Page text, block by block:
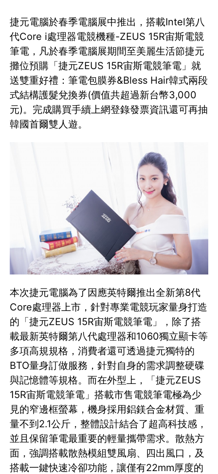
捷元電腦於春季電腦展中推出，搭載Intel第八
代Core i處理器電競機種-ZEUS 15R宙斯電競
筆電，凡於春季電腦展期間至美麗生活節捷元
攤位預購「捷元ZEUS 15R宙斯電競筆電」就
送雙重好禮：筆電包膜券&Bless Hair韓式兩段
式結構護髮兌換券(價值共超過新台幣3,000
元)。完成購買手續上網登錄發票資訊還可再抽
韓國首爾雙人遊。
本次捷元電腦為了因應英特爾推出全新第8代
Core處理器上市，針對專業電競玩家量身打造
的「捷元ZEUS 15R宙斯電競筆電」，除了搭
載最新英特爾第八代處理器和1060獨立顯卡等
多項高規規格，消費者還可透過捷元獨特的
BTO量身訂做服務，針對自身的需求調整硬碟
與記憶體等規格。而在外型上，「捷元ZEUS
15R宙斯電競筆電」搭載市售電競筆電極為少
見的窄邊框螢幕，機身採用鋁鎂合金材質、重
量不到2.1公斤，整體設計結合了超高科技感，
並且保留筆電最重要的輕量攜帶需求。散熱方
面，強調搭載散熱模組雙風扇、四出風口，及
搭載一鍵快速冷卻功能，讓僅有22mm厚度的